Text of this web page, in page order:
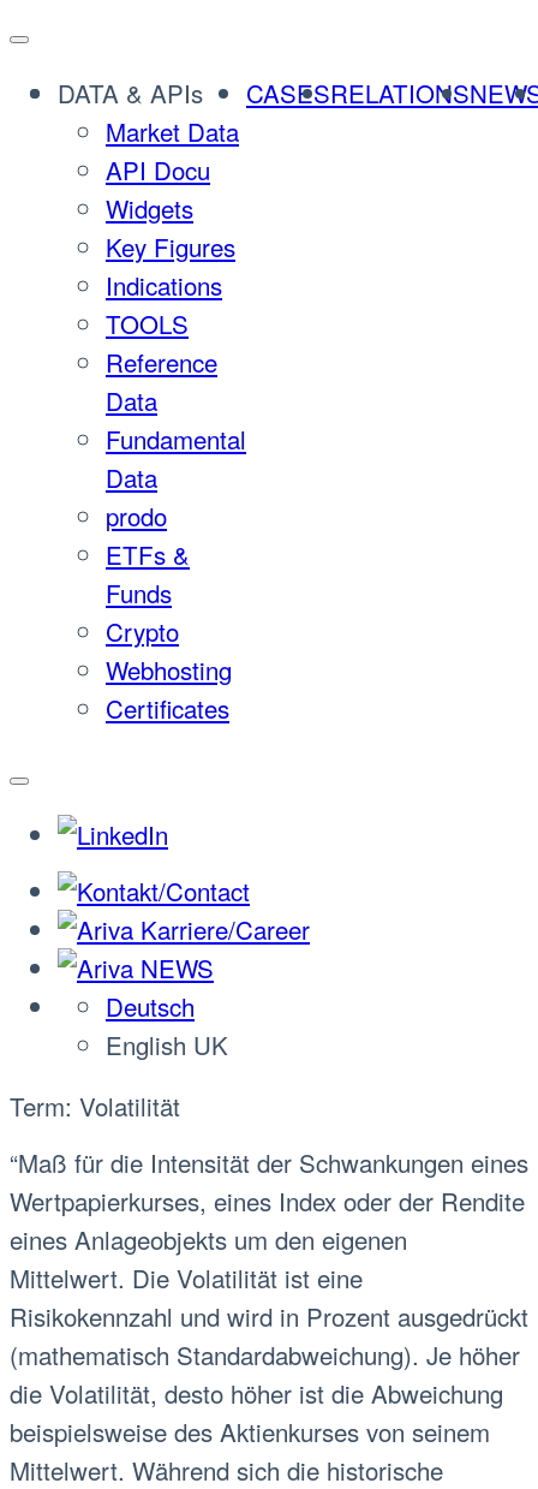
DATA & APIs
Market Data
API Docu
Widgets
Key Figures
Indications
TOOLS
Reference
Data
Fundamental
Data
prodo
ETFs &
Funds
Crypto
Webhosting
Certificates
CASESRELATIONS
Deutsch
English UK
Term: Volatilität
“Maß für die Intensität der Schwankungen eines
Wertpapierkurses, eines Index oder der Rendite
eines Anlageobjekts um den eigenen
Mittelwert. Die Volatilität ist eine
Risikokennzahl und wird in Prozent ausgedrückt
(mathematisch Standardabweichung). Je höher
die Volatilität, desto höher ist die Abweichung
beispielsweise des Aktienkurses von seinem
Mittelwert. Während sich die historische